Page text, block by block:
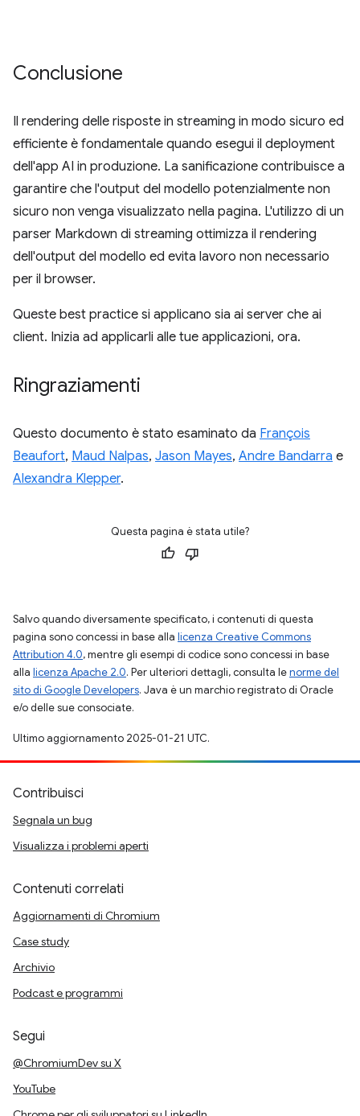
Conclusione
Il rendering delle risposte in streaming in modo sicuro ed
efficiente è fondamentale quando esegui il deployment
dell'app AI in produzione. La sanificazione contribuisce a
garantire che l'output del modello potenzialmente non
sicuro non venga visualizzato nella pagina. L'utilizzo di un
parser Markdown di streaming ottimizza il rendering
dell'output del modello ed evita lavoro non necessario
per il browser.
Queste best practice si applicano sia ai server che ai
client. Inizia ad applicarli alle tue applicazioni, ora.
Ringraziamenti
Questo documento è stato esaminato da François
Beaufort, Maud Nalpas, Jason Mayes, Andre Bandarra e
Alexandra Klepper.
Questa pagina è stata utile?
Salvo quando diversamente specificato, i contenuti di questa
pagina sono concessi in base alla licenza Creative Commons
Attribution 4.0, mentre gli esempi di codice sono concessi in base
alla licenza Apache 2.0. Per ulteriori dettagli, consulta lenorme del
sito di Google Developers. Java è un marchio registrato di Oracle
e/o delle sue consociate.
Ultimo aggiornamento 2025-01-21 UTC.
Contribuisci
Segnala un bug
Visualizza i problemi aperti
Contenuti correlati
Aggiornamenti di Chromium
Case study
Archivio
Podcast e programmi
Segui
@ChromiumDev su X
YouTube